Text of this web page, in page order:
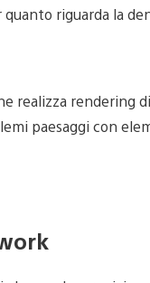
riguarda la
realizza rendering
paesaggi con